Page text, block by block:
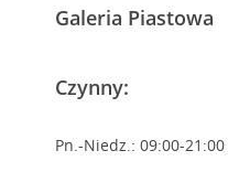
Galeria Piastowa
Czynny:
Pn.-Niedz.: 09:00-21:00